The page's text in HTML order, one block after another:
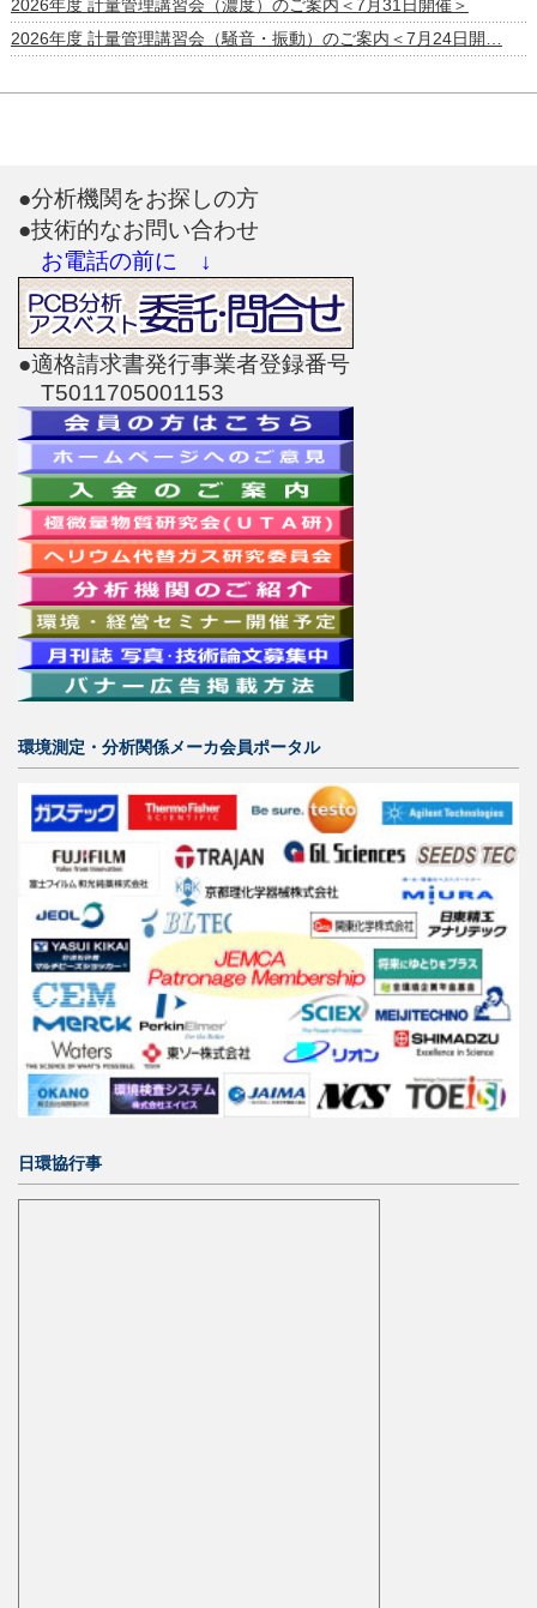
2026年度 計量管理講習会（濃度）のご案内＜7月31日開催＞
2026年度 計量管理講習会（騒音・振動）のご案内＜7月24日開…
●分析機関をお探しの方
●技術的なお問い合わせ
お電話の前に ↓
●適格請求書発行事業者登録番号
T5011705001153
環境測定・分析関係メーカ会員ポータル
日環協行事